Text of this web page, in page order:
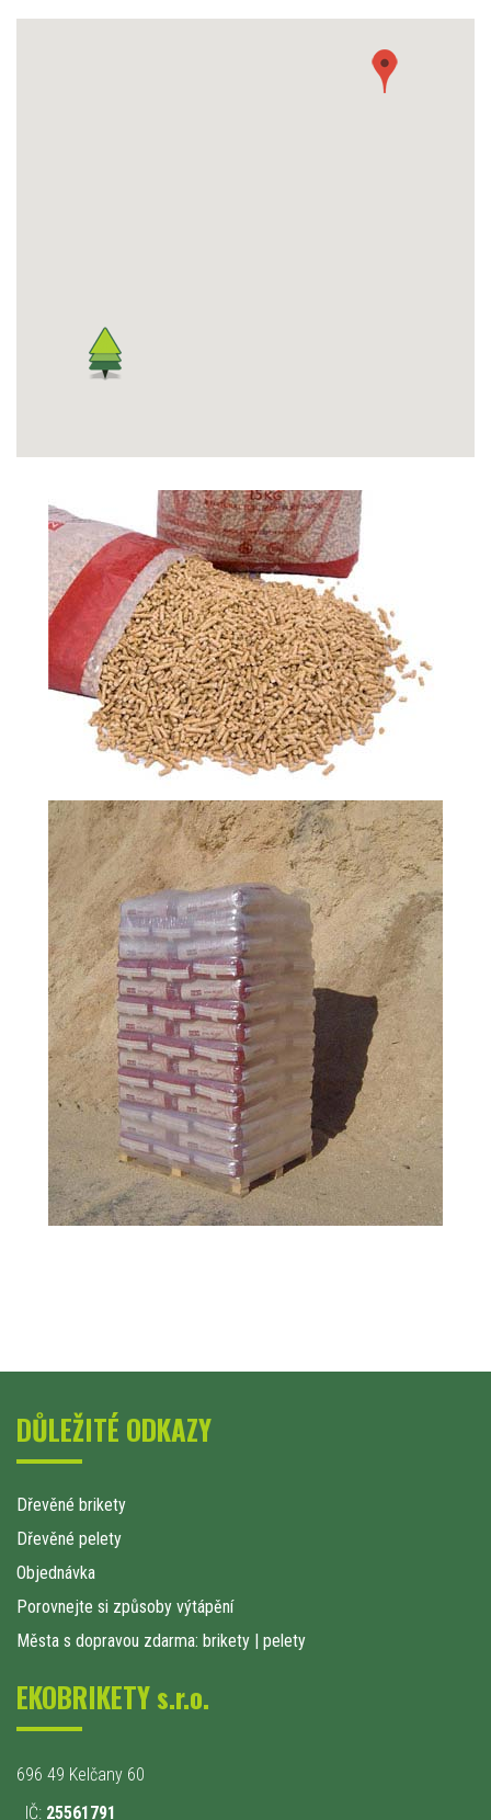
DŮLEŽITÉ ODKAZY
Dřevěné brikety
Dřevěné pelety
Objednávka
Porovnejte si způsoby výtápění
Města s dopravou zdarma: brikety | pelety
EKOBRIKETY s.r.o.
696 49 Kelčany 60
IČ: 25561791